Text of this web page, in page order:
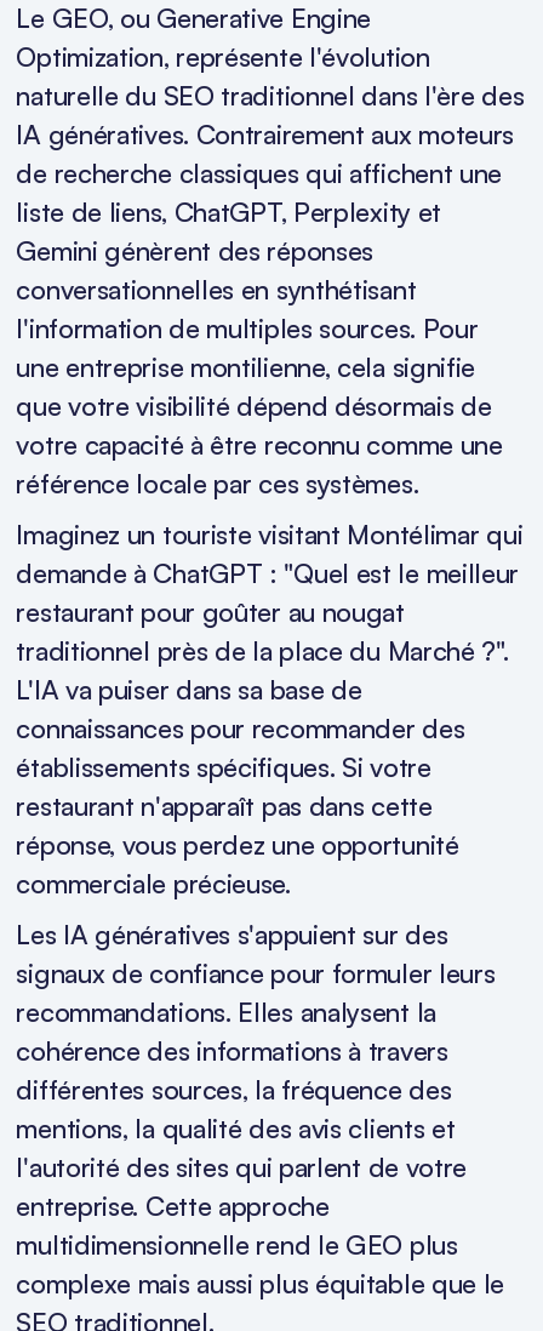
Le GEO, ou Generative Engine
Optimization, représente l'évolution
naturelle du SEO traditionnel dans l'ère des
IA génératives. Contrairement aux moteurs
de recherche classiques qui affichent une
liste de liens, ChatGPT, Perplexity et
Gemini génèrent des réponses
conversationnelles en synthétisant
l'information de multiples sources. Pour
une entreprise montilienne, cela signifie
que votre visibilité dépend désormais de
votre capacité à être reconnu comme une
référence locale par ces systèmes.
Imaginez un touriste visitant Montélimar qui
demande à ChatGPT : "Quel est le meilleur
restaurant pour goûter au nougat
traditionnel près de la place du Marché ?".
L'IA va puiser dans sa base de
connaissances pour recommander des
établissements spécifiques. Si votre
restaurant n'apparaît pas dans cette
réponse, vous perdez une opportunité
commerciale précieuse.
Les IA génératives s'appuient sur des
signaux de confiance pour formuler leurs
recommandations. Elles analysent la
cohérence des informations à travers
différentes sources, la fréquence des
mentions, la qualité des avis clients et
l'autorité des sites qui parlent de votre
entreprise. Cette approche
multidimensionnelle rend le GEO plus
complexe mais aussi plus équitable que le
SEO traditionnel.